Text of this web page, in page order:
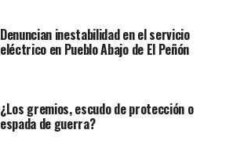
Denuncian inestabilidad en el servicio
eléctrico en Pueblo Abajo de El Peñón
¿Los gremios, escudo de protección o
espada de guerra?